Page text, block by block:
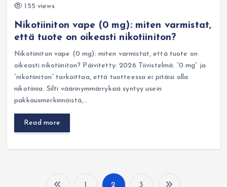
155 views
Nikotiiniton vape (0 mg): miten varmistat,
että tuote on oikeasti nikotiiniton?
Nikotiiniton vape (0 mg): miten varmistat, että tuote on
oikeasti nikotiiniton? Päivitetty: 2026 Tiivistelmä: “0 mg” ja
“nikotiiniton” tarkoittaa, että tuotteessa ei pitäisi olla
nikotiinia. Silti väärinymmärryksiä syntyy usein
pakkausmerkinnöistä,…
Read more
1 2 3